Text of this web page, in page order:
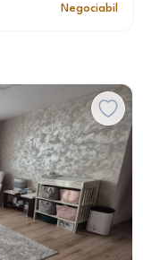
Negociabil